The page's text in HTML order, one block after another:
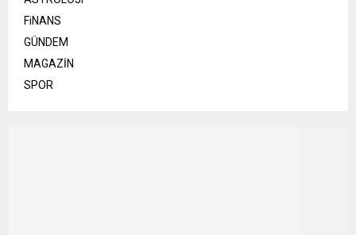
FiNANS
GÜNDEM
MAGAZİN
SPOR